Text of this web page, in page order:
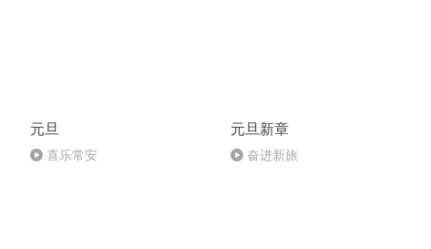
元旦
喜乐常安
元旦新章
奋进新旅